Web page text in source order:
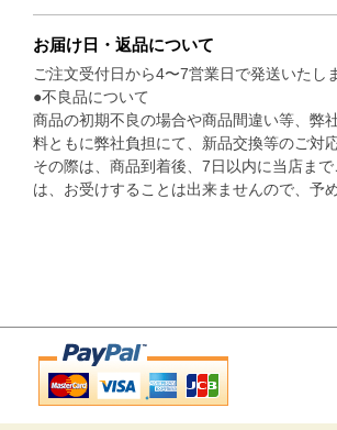
お届け日・返品について
ご注文受付日から4〜7営業日で発送いたし
●不良品について
商品の初期不良の場合や商品間違い等、弊
料ともに弊社負担にて、新品交換等のご対
その際は、商品到着後、7日以内に当店ま
は、お受けすることは出来ませんので、予